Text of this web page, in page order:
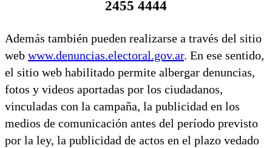
2455 4444
Además también pueden realizarse a través del sitio
web www.denuncias.electoral.gov.ar. En ese sentido,
el sitio web habilitado permite albergar denuncias,
fotos y videos aportadas por los ciudadanos,
vinculadas con la campaña, la publicidad en los
medios de comunicación antes del período previsto
por la ley, la publicidad de actos en el plazo vedado